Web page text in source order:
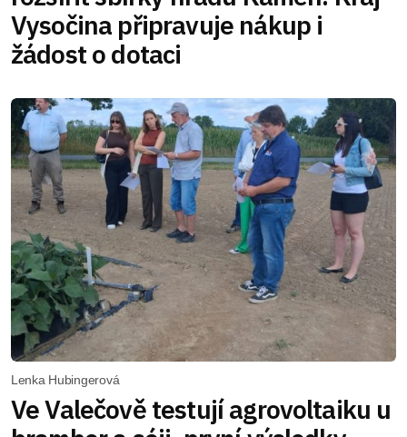
Vysočina připravuje nákup i
žádost o dotaci
Lenka Hubingerová
Ve Valečově testují agrovoltaiku u